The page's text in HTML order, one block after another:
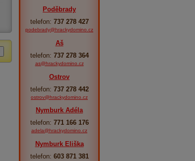
Poděbrady
telefon: 737 278 427
podebrady@hrackydomino.cz
Aš
telefon: 737 278 364
as@hrackydomino.cz
Ostrov
telefon: 737 278 442
ostrov@hrackydomino.cz
Nymburk Adéla
telefon: 771 166 176
adela@hrackydomino.cz
Nymburk Eliška
telefon: 603 871 381